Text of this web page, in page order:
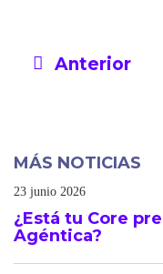
Anterior
MÁS NOTICIAS
23 junio 2026
¿Está tu Core
Agéntica?